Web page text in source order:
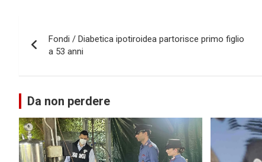
articoli
Fondi / Diabetica ipotiroidea partorisce primo figlio
a 53 anni
Da non perdere